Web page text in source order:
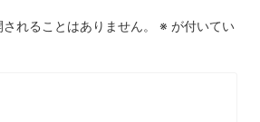
れることはありません。 ※ が付いてい